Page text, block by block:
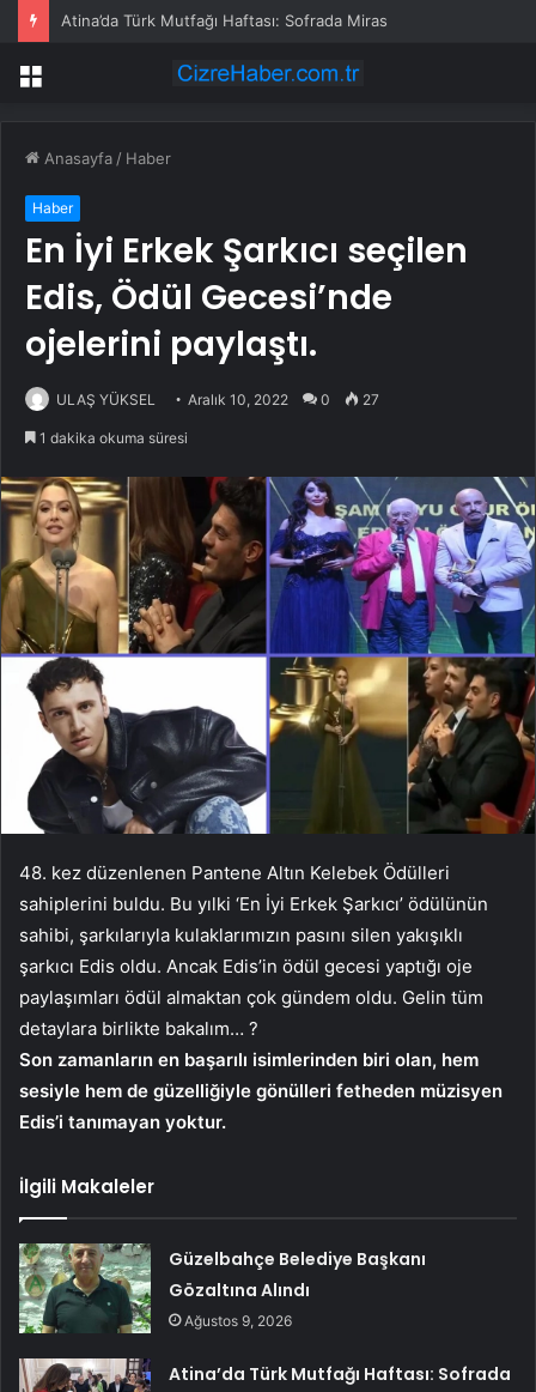
Atina’da Türk Mutfağı Haftası: Sofrada Miras
Menü
Anasayfa / Haber
Haber
En İyi Erkek Şarkıcı seçilen
Edis, Ödül Gecesi’nde
ojelerini paylaştı.
ULAŞ YÜKSEL Aralık 10, 2022 0 27
1 dakika okuma süresi
48. kez düzenlenen Pantene Altın Kelebek Ödülleri
sahiplerini buldu. Bu yılki ‘En İyi Erkek Şarkıcı’ ödülünün
sahibi, şarkılarıyla kulaklarımızın pasını silen yakışıklı
şarkıcı Edis oldu. Ancak Edis’in ödül gecesi yaptığı oje
paylaşımları ödül almaktan çok gündem oldu. Gelin tüm
detaylara birlikte bakalım… ?
Son zamanların en başarılı isimlerinden biri olan, hem
sesiyle hem de güzelliğiyle gönülleri fetheden müzisyen
Edis’i tanımayan yoktur.
İlgili Makaleler
Güzelbahçe Belediye Başkanı
Gözaltına Alındı
Ağustos 9, 2026
Atina’da Türk Mutfağı Haftası: Sofrada